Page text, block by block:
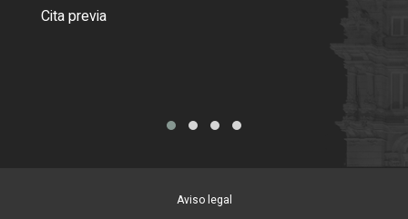
Cita previa
Aviso legal